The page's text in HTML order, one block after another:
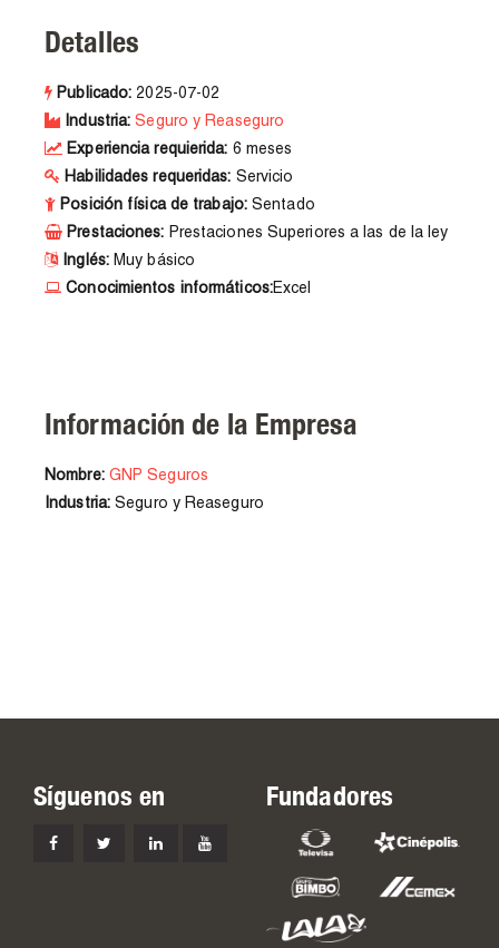
Detalles
Publicado: 2025-07-02
Industria: Seguro y Reaseguro
Experiencia requierida: 6 meses
Habilidades requeridas: Servicio
Posición física de trabajo:Sentado
Prestaciones: Prestaciones Superiores a las de la ley
Inglés:Muy básico
Conocimientos informáticos:Excel
Información de la Empresa
Nombre: GNP Seguros
Industria: Seguro y Reaseguro
Síguenos en Fundadores